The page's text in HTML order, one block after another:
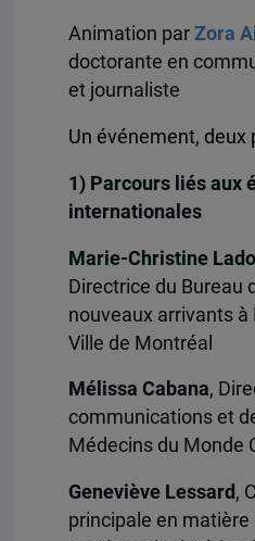
Animation par Zora
doctorante en
et journaliste
Un événement, deux
1) Parcours liés aux
internationales
Marie-Christine
Directrice du Bureau
nouveaux arrivants
Ville de Montréal
Mélissa Cabana,
communications et
Médecins du Monde
Geneviève Lessard ,
principale en